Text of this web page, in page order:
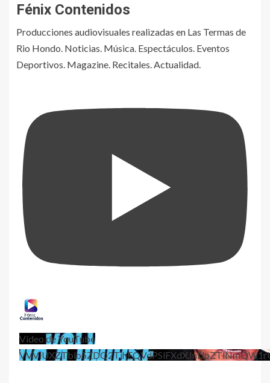
Fénix Contenidos
Producciones audiovisuales realizadas en Las Termas de
Rio Hondo. Noticias. Música. Espectáculos. Eventos
Deportivos. Magazine. Recitales. Actualidad.
Vídeo de YouTube